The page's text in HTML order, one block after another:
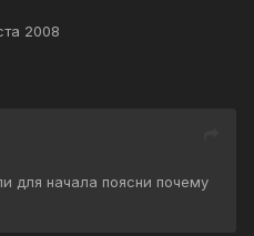
2008
для начала поясни почему